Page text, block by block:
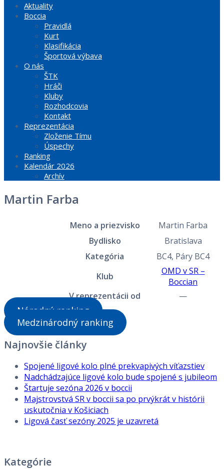
Aktuality
Boccia
Pravidlá
Kurt
Klasifikácia
Športová výbava
O nás
ŠTK
Hráči
Kluby
Rozhodcovia
Kontakt
Reprezentácia
Zloženie Tímu
Úspechy
Ranking
Kalendár 2026
Archív
Martin Farba
Meno a priezvisko
Martin Farba
Bydlisko
Bratislava
Kategória
BC4, Páry BC4
Klub
OMD v SR –
Boccian
V reprezentácii od
—
Národný ranking
Medzinárodný ranking
Najnovšie články
Spojené ligové kolo plné prekvapivých víťazstiev
Nadchádzajúce ligové kolo bude spojené s jubileom
Štartuje sezóna 2026 v boccii
Majstrovstvá SR v boccii sa po prvýkrát v histórii
uskutočnia v Košiciach
Ligová časť sezóny 2025 je uzavretá
Kategórie